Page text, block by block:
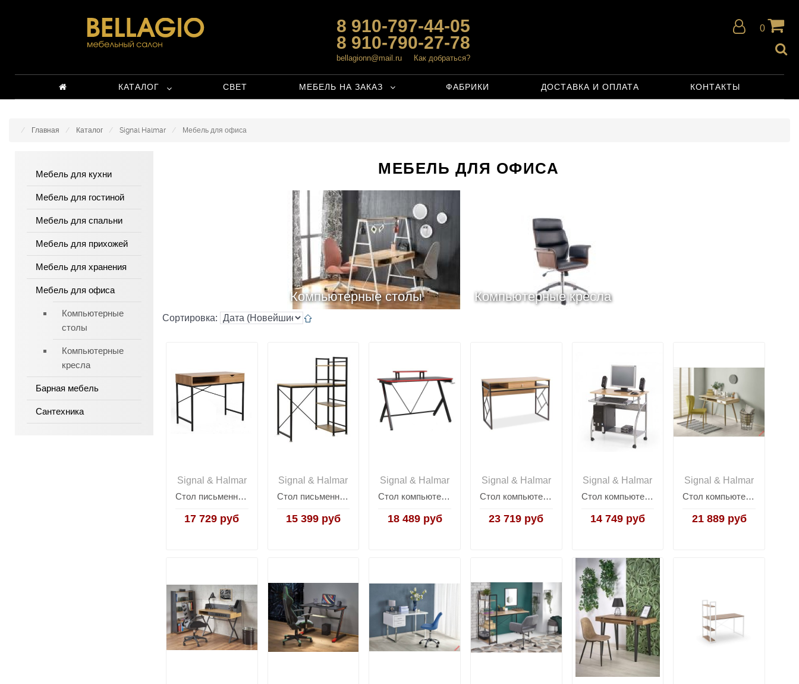
8 910-797-44-05
8 910-790-27-78
bellagionn@mail.ru Как добраться?
0
КАТАЛОГ СВЕТ МЕБЕЛЬ НА ЗАКАЗ ФАБРИКИ ДОСТАВКА И ОПЛАТА КОНТАКТЫ
Главная Каталог Signal Halmar Мебель для офиса
Мебель для кухни
Мебель для гостиной
Мебель для спальни
Мебель для прихожей
Мебель для хранения
Мебель для офиса
Компьютерные
столы
Компьютерные
кресла
Барная мебель
Сантехника
МЕБЕЛЬ ДЛЯ ОФИСА
Компьютерные столы Компьютерные кресла
Сортировка:
Signal & Halmar
Стол письменный Signal B-027 (дуб/черный)
17 729 руб
Signal & Halmar
Стол письменный Signal B-036 (дуб/черный)
15 399 руб
Signal & Halmar
Стол компьютерный Signal B-202 (черный)
18 489 руб
Signal & Halmar
Стол компьютерный Signal TABLO B (дуб/коричневый)
23 719 руб
Signal & Halmar
Стол компьютерный Halmar B-6 ольха
14 749 руб
Signal & Halmar
Стол компьютерный Halmar B-34 (дуб сонома/белый)
21 889 руб